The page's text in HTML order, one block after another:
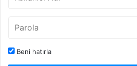
Beni hatırla